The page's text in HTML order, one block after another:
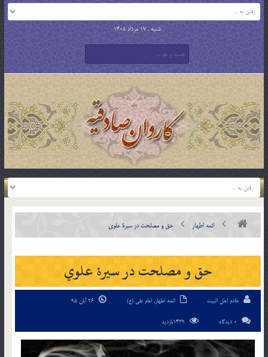
شنبه , 17 مرداد 1405
ائمه اطهار حق و مصلحت در سيرۀ علوي
حق و مصلحت در سيرۀ علوي
خادم اهل البیت ائمه اطهار, امام علی (ع)
0 دیدگاه